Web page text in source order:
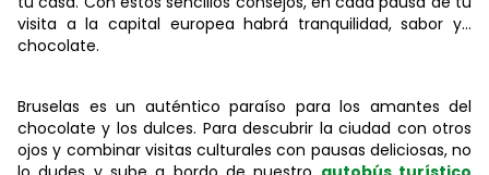
visita a la capital europea habrá tranquilidad, sabor y...
chocolate.
Bruselas es un auténtico paraíso para los amantes del
chocolate y los dulces. Para descubrir la ciudad con otros
ojos y combinar visitas culturales con pausas deliciosas, no